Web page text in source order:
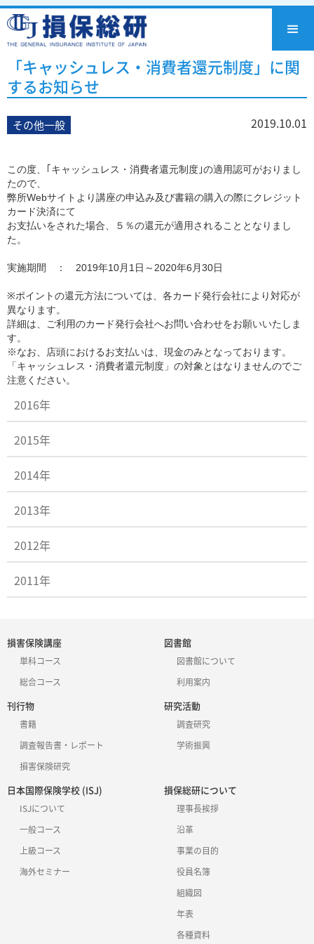
「キャッシュレス・消費者還元制度」に関
するお知らせ
その他一般 2019.10.01
この度、｢キャッシュレス・消費者還元制度｣の適用認可がおりまし
たので、
弊所Webサイトより講座の申込み及び書籍の購入の際にクレジット
カード決済にて
お支払いをされた場合、５％の還元が適用されることとなりまし
た。
実施期間 ： 2019年10月1日～2020年6月30日
※ポイントの還元方法については、各カード発行会社により対応が
異なります。
詳細は、ご利用のカード発行会社へお問い合わせをお願いいたしま
す。
※なお、店頭におけるお支払いは、現金のみとなっております。
「キャッシュレス・消費者還元制度」の対象とはなりませんのでご
注意ください。
2016年
2015年
2014年
2013年
2012年
2011年
損害保険講座
単科コース
総合コース
図書館
図書館について
利用案内
刊行物
書籍
調査報告書・レポート
損害保険研究
研究活動
調査研究
学術振興
日本国際保険学校 (ISJ)
ISJについて
一般コース
上級コース
海外セミナー
損保総研について
理事長挨拶
沿革
事業の目的
役員名簿
組織図
年表
各種資料